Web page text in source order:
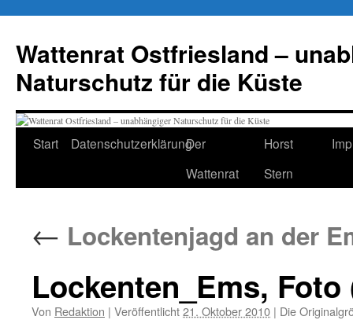
springen
Wattenrat Ostfriesland –
Naturschutz für die Küste
Start DatenschutzerklärungDer
Wattenrat
Horst
Stern
← Lockentenjagd an der
Lockenten_Ems,
Von Redaktion | Veröffentlicht21. Oktober 2010 | Die